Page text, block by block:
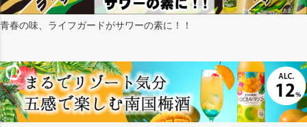
青春の味、ライフガードがサワーの素に！！